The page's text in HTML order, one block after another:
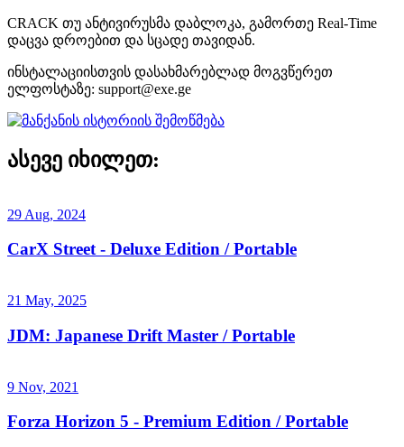
CRACK თუ ანტივირუსმა დაბლოკა, გამორთე Real-Time
დაცვა დროებით და სცადე თავიდან.
ინსტალაციისთვის დასახმარებლად მოგვწერეთ
ელფოსტაზე: support@exe.ge
ასევე იხილეთ:
29 Aug, 2024
CarX Street - Deluxe Edition / Portable
21 May, 2025
JDM: Japanese Drift Master / Portable
9 Nov, 2021
Forza Horizon 5 - Premium Edition / Portable